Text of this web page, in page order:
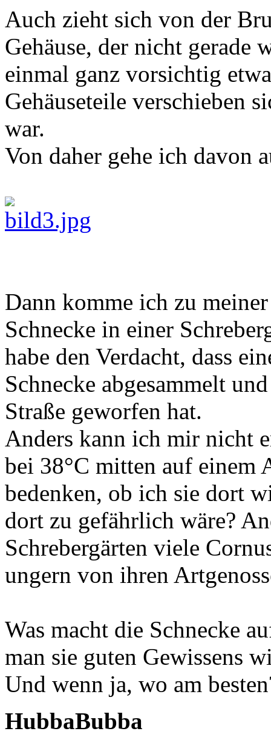
Auch zieht sich von der
Gehäuse, der nicht gerade
einmal ganz vorsichtig
Gehäuseteile verschieben
war.
Von daher gehe ich davon
Dann komme ich zu
Schnecke in einer
habe den Verdacht, dass
Schnecke abgesammelt
Straße geworfen hat.
Anders kann ich mir nicht
bei 38°C mitten auf einem
bedenken, ob ich sie dort
dort zu gefährlich wäre?
Schrebergärten viele
ungern von ihren
Was macht die Schnecke
man sie guten Gewissens
Und wenn ja, wo am
HubbaBubba